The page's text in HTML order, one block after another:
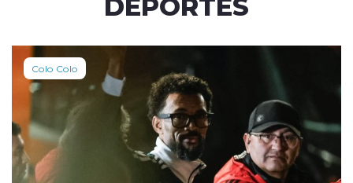
Colo Colo